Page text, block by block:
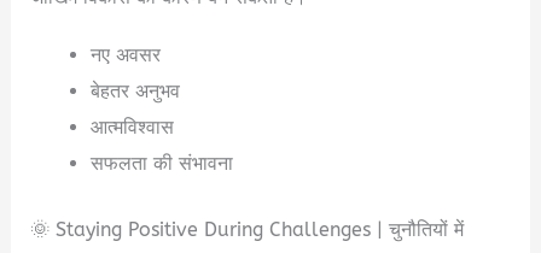
नए अवसर
बेहतर अनुभव
आत्मविश्वास
सफलता की संभावना
🌞 Staying Positive During Challenges | चुनौतियों में